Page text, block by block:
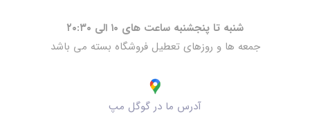
شنبه تا پنجشنبه ساعت های ۱۰ الی ۲۰:۳۰
جمعه ها و روزهای تعطیل فروشگاه بسته می باشد
آدرس ما در گوگل مپ